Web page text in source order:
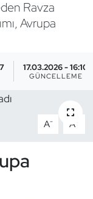
Ravza
Avrupa
17.03.2026 - 16:10
GÜNCELLEME
A- A +